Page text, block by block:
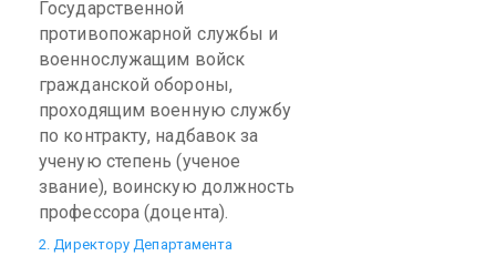
Государственной
противопожарной службы и
военнослужащим войск
гражданской обороны,
проходящим военную службу
по контракту, надбавок за
ученую степень (ученое
звание), воинскую должность
профессора (доцента).
2. Директору Департамента